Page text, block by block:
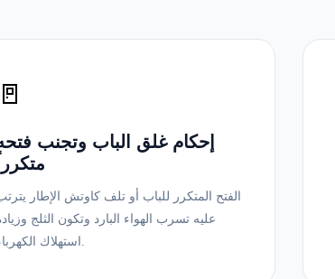
🚪
إحكام غلق الباب وتجنب
متكرراً
الفتح المتكرر للباب أو تلف كاوتش الإطار
عليه تسرب الهواء البارد وتكون الثلج